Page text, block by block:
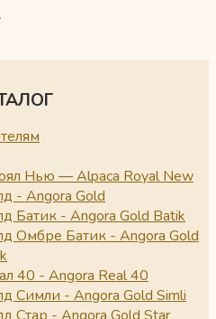
Нью — Alpaca Royal New
- Angora Gold
Батик - Angora Gold Batik
Омбре Батик - Angora Gold
40 - Angora Real 40
Симли - Angora Gold Simli